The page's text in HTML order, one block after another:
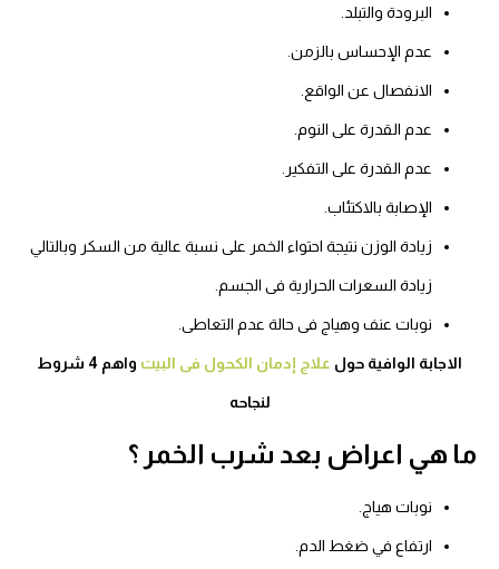
البرودة والتبلد.
عدم الإحساس بالزمن.
الانفصال عن الواقع.
عدم القدرة على النوم.
عدم القدرة على التفكير.
الإصابة بالاكتئاب.
زيادة الوزن نتيجة احتواء الخمر على نسبة عالية من السكر وبالتالي
زيادة السعرات الحرارية فى الجسم.
نوبات عنف وهياج فى حالة عدم التعاطى.
الاجابة الوافية حول علاج إدمان الكحول فى البيت واهم 4 شروط
لنجاحه
ما هي اعراض بعد شرب الخمر ؟
نوبات هياج.
ارتفاع في ضغط الدم.